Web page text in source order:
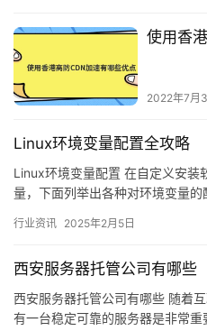
使用香
2022年7月
Linux环境变量配置全攻略
Linux环境变量配置 在自定义安装
量，下面列举出各种对环境变量
行业资讯 2025年2月5日
西安服务器托管公司有哪些
西安服务器托管公司有哪些 随着
有一台稳定可靠的服务器是非常